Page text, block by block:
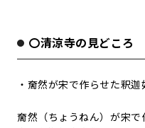
〇清涼寺の見どころ
・奝然が宋で作らせた釈迦
奝然（ちょうねん）が宋